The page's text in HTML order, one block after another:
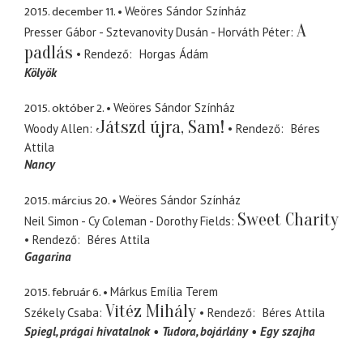
2015. december 11.
Weöres Sándor Színház
Presser Gábor - Sztevanovity Dusán - Horváth Péter A
padlás
Rendező
Horgas Ádám
Kölyök
2015. október 2.
Weöres Sándor Színház
Woody Allen Játszd újra, Sam! Rendező
Béres
Attila
Nancy
2015. március 20.
Weöres Sándor Színház
Neil Simon - Cy Coleman - Dorothy Fields Sweet Charity
Rendező
Béres Attila
Gagarina
2015. február 6.
Márkus Emília Terem
Székely Csaba Vitéz Mihály Rendező
Béres Attila
Spiegl prágai hivatalnok Tudora bojárlány Egy szajha